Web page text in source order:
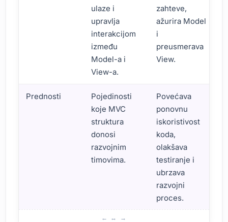
ulaze i
upravlja
interakcijom
između
Model-a i
View-a.
zahteve,
ažurira Model
i
preusmerava
View.
Prednosti
Pojedinosti
koje MVC
struktura
donosi
razvojnim
timovima.
Povećava
ponovnu
iskoristivost
koda,
olakšava
testiranje i
ubrzava
razvojni
proces.